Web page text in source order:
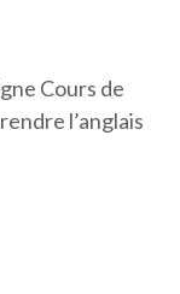
Cours de
l’anglais